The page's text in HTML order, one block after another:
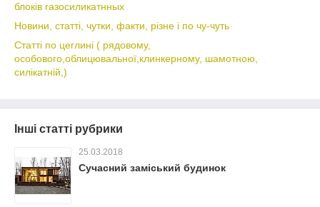
блоків газосиликатнных
Новини, статті, чутки, факти, різне і по чу-чуть
Статті по цеглині ( рядовому,
особового,облицювальної,клинкерному, шамотною,
силікатній,)
Інші статті рубрики
25.03.2018
Сучасний заміський будинок